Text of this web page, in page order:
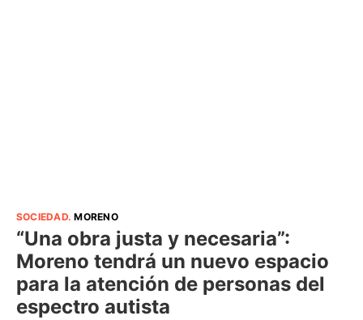
SOCIEDAD.MORENO
“Una obra justa y necesaria”:
Moreno tendrá un nuevo espacio
para la atención de personas del
espectro autista